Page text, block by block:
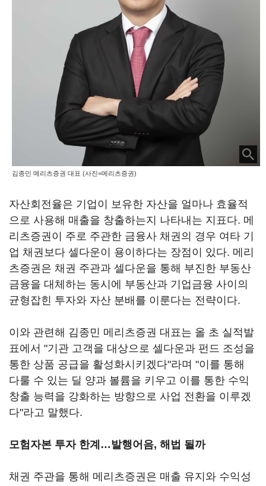
김종민 메리츠증권 대표 (사진=메리츠증권)
자산회전율은 기업이 보유한 자산을 얼마나 효율적
으로 사용해 매출을 창출하는지 나타내는 지표다. 메
리츠증권이 주로 주관한 금융사 채권의 경우 여타 기
업 채권보다 셀다운이 용이하다는 장점이 있다. 메리
츠증권은 채권 주관과 셀다운을 통해 부진한 부동산
금융을 대체하는 동시에 부동산과 기업금융 사이의
균형잡힌 투자와 자산 분배를 이룬다는 전략이다.
이와 관련해 김종민 메리츠증권 대표는 올 초 실적발
표에서 "기관 고객을 대상으로 셀다운과 펀드 조성을
통한 상품 공급을 활성화시키겠다"라며 "이를 통해
다룰 수 있는 딜 양과 볼륨을 키우고 이를 통한 수익
창출 능력을 강화하는 방향으로 사업 전환을 이루겠
다"라고 말했다.
모험자본 투자 한계…발행어음, 해법 될까
채권 주관을 통해 메리츠증권은 매출 유지와 수익성